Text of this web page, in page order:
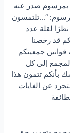
بمرسوم صدر عنه
في هذا المرسوم: “…تلتمسون
لقلة عدد
قد رخصنا
جمعيتكم
إلى كل
بأنكم تتمون هذا
عن الغايات